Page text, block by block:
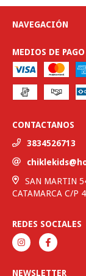
NAVEGACIÓN
MEDIOS DE PAGO
CONTACTANOS
3834526713
SAN MARTIN
CATAMARCA C/P
REDES SOCIALES
NEWSLETTER